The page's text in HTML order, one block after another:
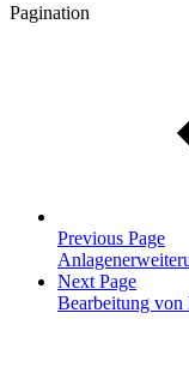
Pagination
Previous Page
Next Page
Bearbeitung